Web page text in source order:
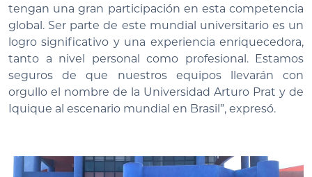
tengan una gran participación en esta competencia
global. Ser parte de este mundial universitario es un
logro significativo y una experiencia enriquecedora,
tanto a nivel personal como profesional. Estamos
seguros de que nuestros equipos llevarán con
orgullo el nombre de la Universidad Arturo Prat y de
Iquique al escenario mundial en Brasil”, expresó.